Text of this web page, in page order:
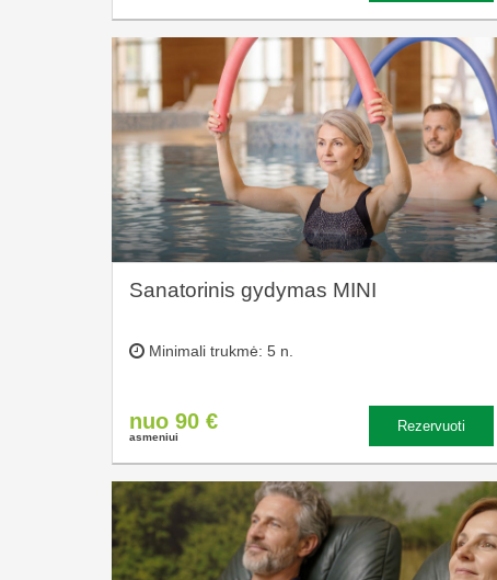
Sanatorinis gydymas MINI
Minimali trukmė: 5 n.
nuo 90 €
asmeniui
Rezervuoti